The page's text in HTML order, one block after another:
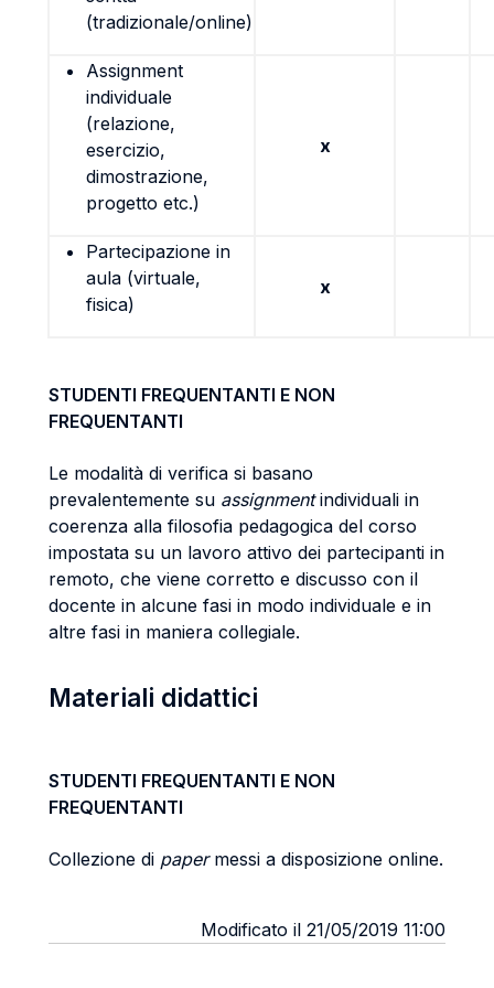
(tradizionale/online)
Assignment
individuale
(relazione,
esercizio,
dimostrazione,
progetto etc.)
x
Partecipazione in
aula (virtuale,
fisica)
x
STUDENTI FREQUENTANTI E NON
FREQUENTANTI
Le modalità di verifica si basano
prevalentemente su assignmentindividuali in
coerenza alla filosofia pedagogica del corso
impostata su un lavoro attivo dei partecipanti in
remoto, che viene corretto e discusso con il
docente in alcune fasi in modo individuale e in
altre fasi in maniera collegiale.
Materiali didattici
STUDENTI FREQUENTANTI E NON
FREQUENTANTI
Collezione di papermessi a disposizione online.
Modificato il 21/05/2019 11:00